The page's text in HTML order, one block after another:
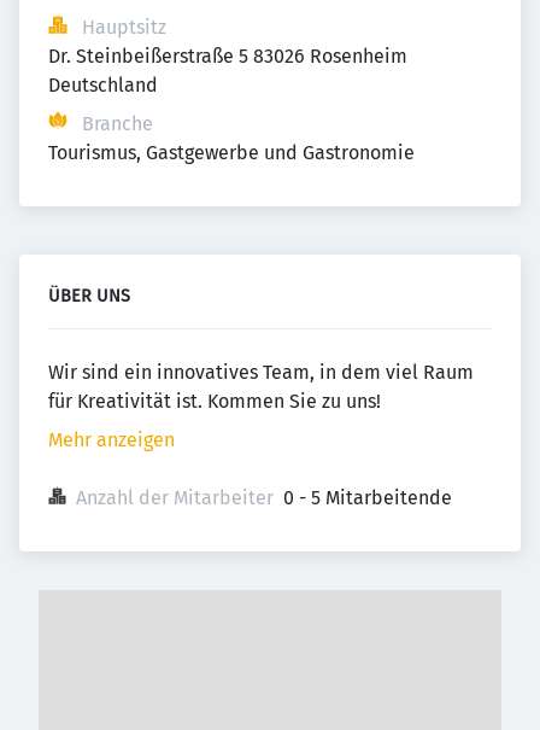
Hauptsitz
Dr. Steinbeißerstraße 5 83026 Rosenheim
Deutschland
Branche
Tourismus, Gastgewerbe und Gastronomie
ÜBER UNS
Wir sind ein innovatives Team, in dem viel Raum
für Kreativität ist. Kommen Sie zu uns!
Mehr anzeigen
Anzahl der Mitarbeiter 0 - 5 Mitarbeitende